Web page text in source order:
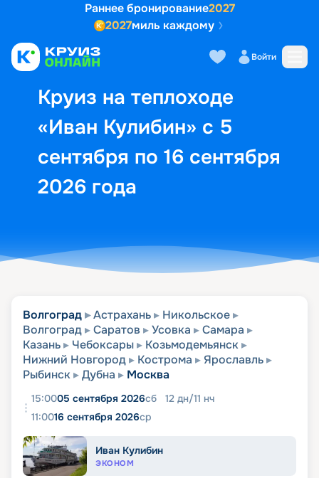
Раннее бронирование2027
2027миль каждому
Войти
Круиз на теплоходе
«Иван Кулибин» с 5
сентября по 16 сентября
2026 года
Выбор кают Маршрут и
Волгоград Астрахань
Никольское
Волгоград
Саратов Усовка
Самара
Казань
Чебоксары
Козьмодемьянск
Нижний Новгород
Кострома
Ярославль
Рыбинск
Дубна Москва
15:0005 сентября 2026сб 12 дн/11 нч
11:0016 сентября 2026ср
Иван Кулибин
ЭКОНОМ